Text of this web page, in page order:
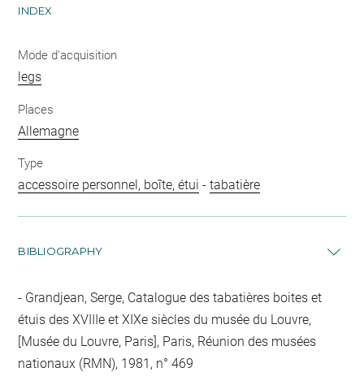
INDEX
Mode d'acquisition
legs
Places
Allemagne
Type
accessoire personnel, boîte, étui -tabatière
BIBLIOGRAPHY
Grandjean, Serge, Catalogue des tabatières boites et
étuis des XVIIIe et XIXe siècles du musée du Louvre,
[Musée du Louvre, Paris], Paris, Réunion des musées
nationaux (RMN), 1981, n° 469